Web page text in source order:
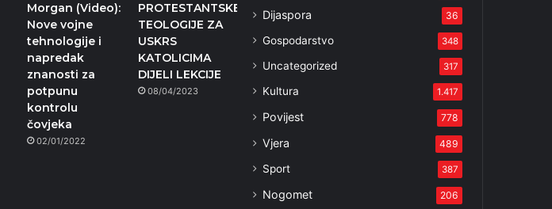
Morgan (Video):
Nove vojne
tehnologije i
napredak
znanosti za
potpunu
kontrolu
čovjeka
02/01/2022
PROTESTANTSKE
TEOLOGIJE ZA
USKRS
KATOLICIMA
DIJELI LEKCIJE
08/04/2023
Dijaspora 36
Gospodarstvo 348
Uncategorized 317
Kultura 1.417
Povijest 778
Vjera 489
Sport 387
Nogomet 206